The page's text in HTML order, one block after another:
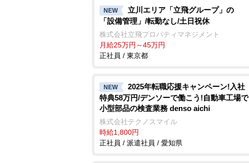
NEW
立川エリア「立飛グループ」の
「設備管理」/転勤なし/土日祝休
株式会社立飛プロパティマネジメント
月給25万円～45万円
正社員 / 東京都
NEW
2025年転職応援キャンペーン!入社
特典58万円/デンソーで働こう!自動車工場で
小型部品の検査業務 denso aichi
株式会社テクノスマイル
時給1,800円
正社員 / 派遣社員 / 愛知県